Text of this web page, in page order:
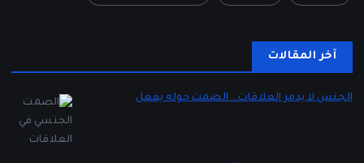
آخر المقالات
الجنس لا يدمر العلاقات… الصمت حوله يفعل